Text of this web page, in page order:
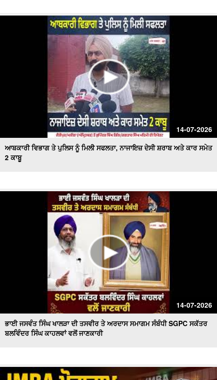
14-07-2026
ਆਬਕਾਰੀ ਵਿਭਾਗ ਤੇ ਪੁਲਿਸ ਨੂੰ ਮਿਲੀ ਸਫਲਤਾ, ਨਾਜਾਇਜ਼ ਦੇਸੀ ਸ਼ਰਾਬ ਅਤੇ ਕਾਰ ਸਮੇਤ
2 ਕਾਬੂ
14-07-2026
ਭਾਈ ਜਸਵੰਤ ਸਿੰਘ ਖਾਲੜਾ ਦੀ ਤਸਵੀਰ ਤੇ ਅਰਦਾਸ ਸਮਾਗਮ ਸੰਬੰਧੀ SGPC ਸਕੱਤਰ
ਬਲਵਿੰਦਰ ਸਿੰਘ ਕਾਹਲਵਾਂ ਵਲੋਂ ਜਾਣਕਾਰੀ